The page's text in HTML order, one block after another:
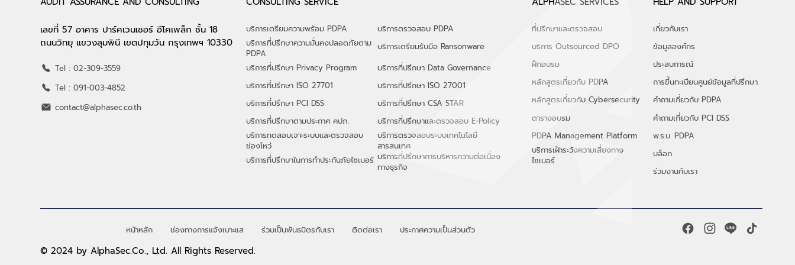
เลขที่ 57 อาคาร ปาร์คเวนเชอร์ อีโคเพล็ก ชั้น 18
ถนนวิทยุ แขวงลุมพินี เขตปทุมวัน กรุงเทพฯ 10330
contact@alphasec.co.th
Tel : 02-309-3559
Tel : 091-003-4852
บริการเตรียมความพร้อม PDPA
บริการตรวจสอบ PDPA
บริการที่ปรึกษาความมั่นคงปลอดภัยตาม
PDPA
บริการเตรียมรับมือ Ransonware
บริการที่ปรึกษา Privacy Program
บริการที่ปรึกษา Data Governance
บริการที่ปรึกษา ISO 27701
บริการที่ปรึกษา ISO 27001
บริการที่ปรึกษา PCI DSS
บริการที่ปรึกษา CSA STAR
บริการที่ปรึกษาตามประกาศ คปภ.
บริการที่ปรึกษาและตรวจสอบ E-Policy
บริการทดสอบเจาะระบบและตรวจสอบ
ช่องโหว่
บริการตรวจสอบระบบเทคโนโลยี
สารสนเทศ
บริการที่ปรึกษาในการทำประกันภัยไซเบอร์ ​บริการที่ปรึกษาการบริหารความต่อเนื่อง
ทางธุรกิจ
ที่ปรึกษาและตรวจสอบ
บริการ Outsourced DPO
ฝึกอบรม
หลักสูตรเกี่ยวกับ PDPA
หลักสูตรเกี่ยวกับ Cybersecurity
ตารางอบรม
PDPA Management Platform
บริการเฝ้าระวังความเสี่ยงทาง
ไซเบอร์
เกี่ยวกับเรา
ข้อมูลองค์กร
ประสบการณ์
การขึ้นทะเบียนศูนย์ข้อมูลที่ปรึกษา
คำถามเกี่ยวกับ PDPA
คำถามเกี่ยวกับ PCI DSS
พ.ร.บ. PDPA
บล็อก
ร่วมงานกับเรา
หน้าหลัก ช่องทางการแจ้งเบาะแส ร่วมเป็นพันธมิตรกับเรา ติดต่อเรา ประกาศความเป็นส่วนตัว
© 2024 by AlphaSec.Co., Ltd. All Rights Reserved.